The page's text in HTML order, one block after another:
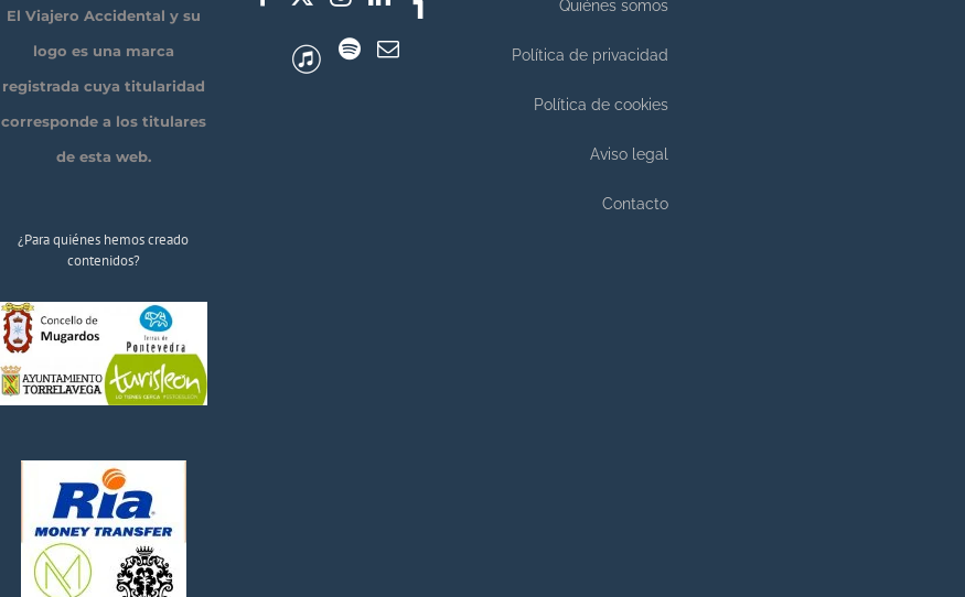
El Viajero Accidental y su
logo es una marca
registrada cuya titularidad
corresponde a los titulares
de esta web.
¿Para quiénes hemos creado
contenidos?
Quiénes somos
Política de privacidad
Política de cookies
Aviso legal
Contacto